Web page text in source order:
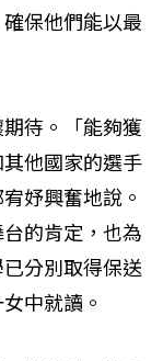
保他們能以最
待。「能夠獲
他國家的選手
妤興奮地說。
的肯定，也為
分別取得保送
中就讀。